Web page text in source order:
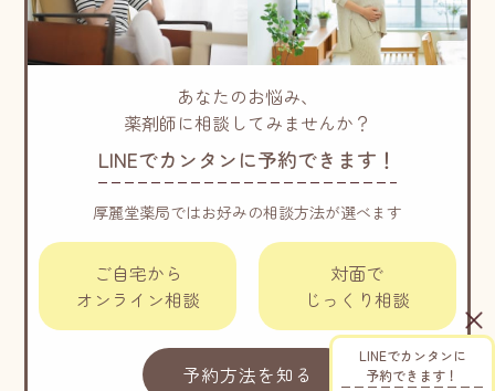
LINEでカンタンに
予約できます！
あなたのお悩み、
薬剤師に相談してみませんか？
LINEでカンタンに予約できます！
厚麗堂薬局ではお好みの相談方法が選べます
ご自宅から
オンライン相談
対面で
じっくり相談
予約方法を知る